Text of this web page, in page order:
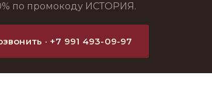
по промокоду ИСТОРИЯ.
· +7 991 493-09-97